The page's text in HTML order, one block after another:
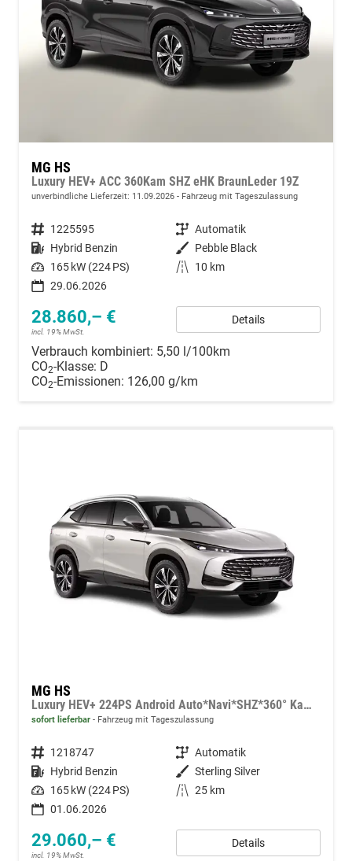
MG HS
Luxury HEV+ ACC 360Kam SHZ eHK BraunLeder 19Z
unverbindliche Lieferzeit: 11.09.2026 Fahrzeug mit Tageszulassung
Fahrzeugnummer 1225595 Getriebe Automatik
Kraftstoff Hybrid Benzin Außenfarbe Pebble Black
Leistung 165 kW (224 PS) Kilometerstand
10 km
29.06.2026
28.860,– €
incl. 19% MwSt.
Details
Verbrauch kombiniert: 5,50 l/100km
CO2-Klasse: D
CO2-Emissionen: 126,00 g/km
MG HS
Luxury HEV+ 224PS Android Auto*Navi*SHZ*360° Kamera*Keyless*Leder*E-Heck/PDC v/h*
sofort lieferbar Fahrzeug mit Tageszulassung
Fahrzeugnummer 1218747 Getriebe Automatik
Kraftstoff Hybrid Benzin Außenfarbe Sterling Silver
Leistung 165 kW (224 PS) Kilometerstand 25 km
01.06.2026
29.060,– €
incl. 19% MwSt.
Details